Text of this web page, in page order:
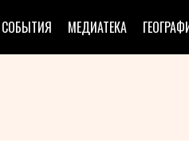
СОБЫТИЯ МЕДИАТЕКА